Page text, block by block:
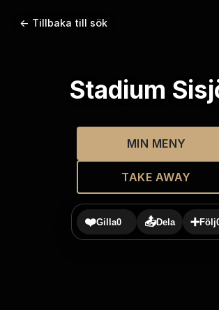
← Tillbaka till sök
Stadium
MIN MENY
TAKE AWAY
❤️Gilla0 📤Dela ➕Följ